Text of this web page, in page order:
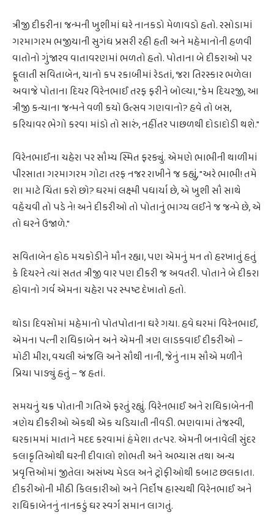
ત્રીજી દીકરીના જન્મની ખુશીમાં ઘરે નાનકડો મેળાવડો હતો. રસોડામાં
ગરમાગરમ ભજીયાની સુગંધ પ્રસરી રહી હતી અને મહેમાનોની હળવી
વાતોનો ગુંજારવ વાતાવરણમાં ભળતો હતો. પોતાના બે દીકરાઓ પર
ફૂલાતી સવિતાબેન, ચાનો કપ રકાબીમાં રેડતાં, જરા તિરસ્કાર ભળેલા
અવાજે પોતાના દિયર વિરેનભાઈ તરફ ફરીને બોલ્યા, "કેમ દિયરજી, આ
ત્રીજી કન્યાના જન્મને વળી કયો ઉત્સવ ગણવાનો? હવે તો બસ,
કરિયાવર ભેગો કરવા માંડો તો સારું, નહીંતર પાછળથી દોડાદોડી થશે."
વિરેનભાઈના ચહેરા પર સૌમ્ય સ્મિત ફરક્યું. એમણે ભાભીની થાળીમાં
પીરસાતા ગરમાગરમ ગોટા તરફ નજર રાખીને જ કહ્યું, "અરે ભાભી! તમે
શા માટે ચિંતા કરો છો? ઘરમાં લક્ષ્મી પધાર્યા છે, એ ખુશી સૌ સાથે
વહેંચવી તો પડે ને! અને દીકરીઓ તો પોતાનું ભાગ્ય લઈને જ જન્મે છે, એ
તો ઘરને ઉજાળે."
સવિતાબેન હોઠ મચકોડીને મૌન રહ્યા, પણ એમનું મન તો હરખાતું હતું
કે દિયરને ત્યાં સતત ત્રીજી વાર પણ દીકરી જ અવતરી. પોતાને બે દીકરા
હોવાનો ગર્વ એમના ચહેરા પર સ્પષ્ટ દેખાતો હતો.
થોડા દિવસોમાં મહેમાનો પોતપોતાના ઘરે ગયા. હવે ઘરમાં વિરેનભાઈ,
એમના પત્ની રાધિકાબેન અને એમની ત્રણ લાડકવાઈ દીકરીઓ –
મોટી મીરા, વચલી અંજલિ અને સૌથી નાની, જેનું નામ સૌએ મળીને
પ્રિયા પાડ્યું હતું – જ હતાં.
સમયનું ચક્ર પોતાની ગતિએ ફરતું રહ્યું. વિરેનભાઈ અને રાધિકાબેનની
ત્રણેય દીકરીઓ એકથી એક ચડિયાતી નીવડી. ભણવામાં તેજસ્વી,
ઘરકામમાં માતાને મદદ કરવામાં હંમેશા તત્પર. એમની બનાવેલી સુંદર
કલાકૃતિઓથી ઘરની દીવાલો શોભતી અને અભ્યાસ તથા અન્ય
પ્રવૃત્તિઓમાં જીતેલા અસંખ્ય મેડલ અને ટ્રોફીઓથી કબાટ છલકાતા.
દીકરીઓની મીઠી કિલકારીઓ અને નિર્દોષ હાસ્યથી વિરેનભાઈ અને
રાધિકાબેનનું નાનકડું ઘર સ્વર્ગ સમાન લાગતું.